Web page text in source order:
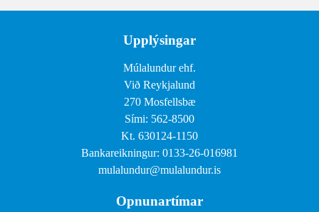
Upplýsingar
Múlalundur ehf.
Við Reykjalund
270 Mosfellsbæ
Sími: 562-8500
Kt. 630124-1150
Bankareikningur: 0133-26-016981
mulalundur@mulalundur.is
Opnunartímar